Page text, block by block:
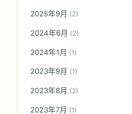
2025年9月 (2)
2024年6月 (2)
2024年1月 (1)
2023年9月 (1)
2023年8月 (2)
2023年7月 (1)